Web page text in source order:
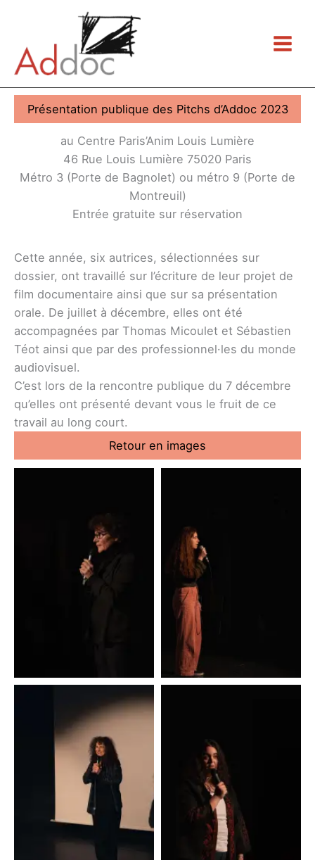
contenu
Présentation publique des Pitchs d’Addoc 2023
au Centre Paris’Anim Louis Lumière
46 Rue Louis Lumière 75020 Paris
Métro 3 (Porte de Bagnolet) ou métro 9 (Porte de
Montreuil)
Entrée gratuite sur réservation
Cette année, six autrices, sélectionnées sur
dossier, ont travaillé sur l’écriture de leur projet de
film documentaire ainsi que sur sa présentation
orale. De juillet à décembre, elles ont été
accompagnées par Thomas Micoulet et Sébastien
Téot ainsi que par des professionnel·les du monde
audiovisuel.
C’est lors de la rencontre publique du 7 décembre
qu’elles ont présenté devant vous le fruit de ce
travail au long court.
Retour en images
Séverine
Ariane Diana